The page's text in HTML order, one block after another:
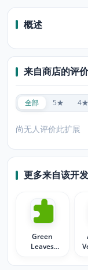
概述
来自商店的评
全部 5★ 4★
尚无人评价此扩展
更多来自该开
Green
Leaves